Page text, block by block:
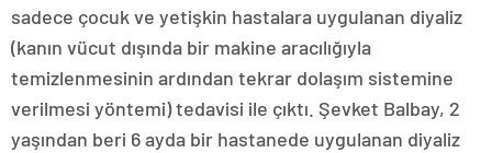
sadece çocuk ve yetişkin hastalara uygulanan diyaliz
(kanın vücut dışında bir makine aracılığıyla
temizlenmesinin ardından tekrar dolaşım sistemine
verilmesi yöntemi) tedavisi ile çıktı. Şevket Balbay, 2
yaşından beri 6 ayda bir hastanede uygulanan diyaliz